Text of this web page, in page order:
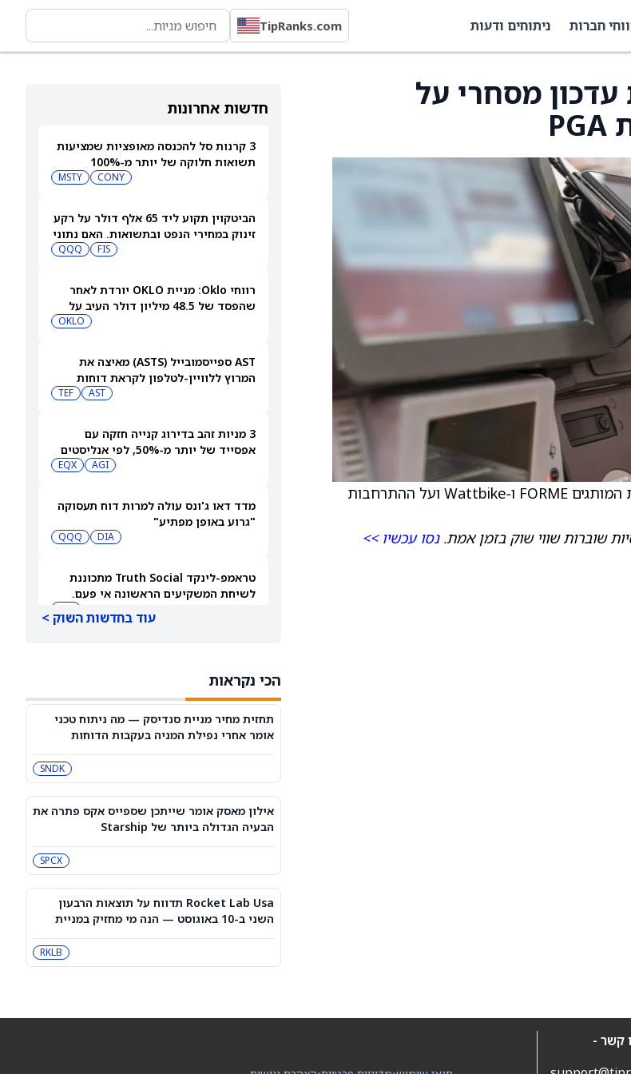
חברות ניתוחים ודעות TipRanks.com
חדשות אחרונות
3 קרנות סל להכנסה מאופציות שמציעות
תשואות חלוקה של יותר מ-100%
CONY
MSTY
הביטקוין תקוע ליד 65 אלף דולר על רקע
זינוק במחירי הנפט ובתשואות. האם נתוני
התעסוקה של יום שישי יניעו את העלייה
FIS
QQQ
רווחי Oklo: מניית OKLO יורדת לאחר
שהפסד של 48.5 מיליון דולר העיב על
OKLO
AST ספייסמובייל (ASTS) מאיצה את
המרוץ ללוויין-לטלפון לקראת דוחות
AST
TEF
3 מניות זהב בדירוג קנייה חזקה עם
אפסייד של יותר מ-50%, לפי אנליסטים
AGI
EQX
מדד דאו ג'ונס עולה למרות דוח תעסוקה
"גרוע באופן מפתיע"
DIA
QQQ
טראמפ-לינקד Truth Social מתכוננת
לשיחת המשקיעים הראשונה אי פעם.
יותר לקראת דוחות הרבעון השני?
התוצאות של אובר ממשיכות לעקוף את
המניה שלה
RIVN
UBER
למה מניית הפני סטוק מאסטרביף (MB)
עולה היום?
(AMAT) אחרי הדוח?
מייקל ברי פתח מחדש פוזיציית שורט על
אורקל (ORCL). הנה הסיבה שוול סטריט
עדיין רואה אפסייד של 80%
NBIS
ORCL
עוד בחדשות השוק >
הכי נקראות
תחזית מחיר מניית סנדיסק — מה ניתוח טכני
אומר אחרי נפילת המניה בעקבות הדוחות
SNDK
אילון מאסק אומר שייתכן שספייס אקס פתרה את
הבעיה הגדולה ביותר של Starship
SPCX
Rocket Lab Usa תדווח על תוצאות הרבעון
השני ב-10 באוגוסט — הנה מי מחזיק במניית
החלל הזו
RKLB
מסחרי על
) פרסמה עדכון מסחרי על פעילות המותגים FORME ו‑Wattbike ועל ההתרחבות
שוברות שווי שוק בזמן אמת.נסו עכשיו >>
קשר -